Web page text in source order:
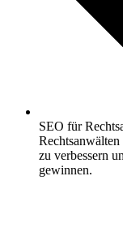
SEO für
zu verbessern
gewinnen.